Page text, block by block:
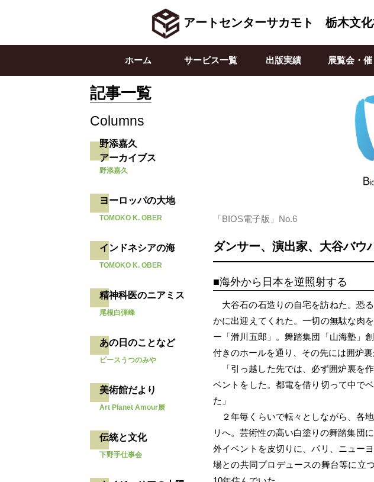
アートセンターサカモト 栃木文
ホーム サービス一覧 出版実績 展覧会・
記事一覧
Columns
野添嘉久
アーカイブス
野添嘉久
ヨーロッパの大地
TOMOKO K. OBER
インドネシアの海
TOMOKO K. OBER
精神科医のニアミス
尾根白弾峰
あの日のことなど
ピースうつのみや
美術館だより
Art Planet Amour展
伝統と文化
下野手仕事会
「BIOS電子版」No.6
ダンサー、演出家、大谷バウ
海外から日本を逆照射する
大谷石の石造りの自宅を訪ねた。恐
かに出迎えてくれた。一切の無駄な肉
ー「滑川五郎」。舞踏集団「山海塾」
付きのホールを通り、その先には囲炉裏
「引っ越した先では、必ず囲炉裏を
ベントをした。都電を借り切って中で
た」
２年毎くらいで転々としながら、各
リへ。芸術性の高い白塗りの舞踏集団
外イベントを皮切りに、パリ、ニュー
場との共同プロデュースの舞台等に立